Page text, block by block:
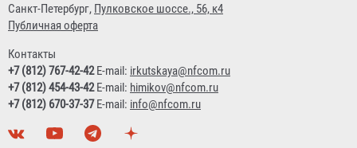
Санкт-Петербург, Пулковское шоссе., 56, к4
Публичная оферта
Контакты
+7 (812) 767-42-42E-mail: irkutskaya@nfcom.ru
+7 (812) 454-43-42E-mail: himikov@nfcom.ru
+7 (812) 670-37-37E-mail: info@nfcom.ru